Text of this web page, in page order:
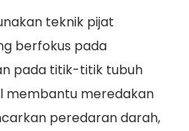
teknik pijat
berfokus pada
pada titik-titik tubuh
membantu meredakan
peredaran darah,